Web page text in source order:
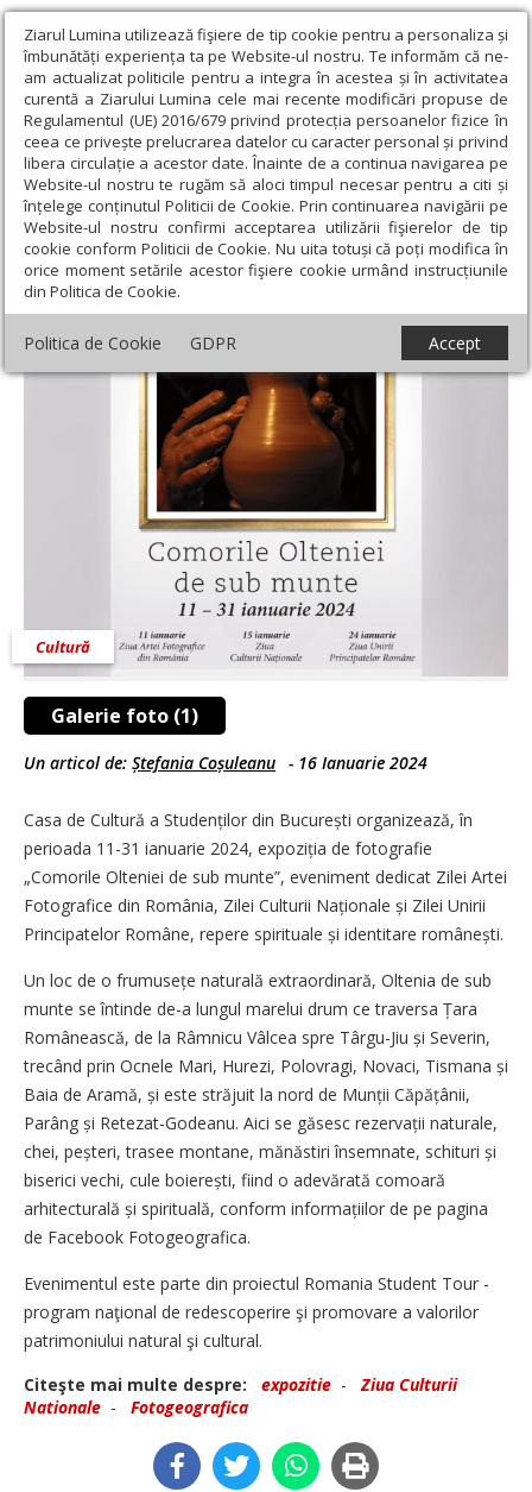
Ziarul Lumina utilizează fişiere de tip cookie pentru a personaliza și
îmbunătăți experiența ta pe Website-ul nostru. Te informăm că ne-
am actualizat politicile pentru a integra în acestea și în activitatea
curentă a Ziarului Lumina cele mai recente modificări propuse de
Regulamentul (UE) 2016/679 privind protecția persoanelor fizice în
ceea ce privește prelucrarea datelor cu caracter personal și privind
libera circulație a acestor date. Înainte de a continua navigarea pe
Website-ul nostru te rugăm să aloci timpul necesar pentru a citi și
înțelege conținutul Politicii de Cookie. Prin continuarea navigării pe
Website-ul nostru confirmi acceptarea utilizării fişierelor de tip
cookie conform Politicii de Cookie. Nu uita totuși că poți modifica în
orice moment setările acestor fişiere cookie urmând instrucțiunile
din Politica de Cookie.
Politica de Cookie GDPR Accept
Ziarul Lumina › Educaţie și Cultură › Cultură › Expoziția de
fotografie despre „Comorile Olteniei“
Expoziția de fotografie despre „Comorile
Olteniei“
Galerie foto (1)
Cultură
Un articol de: Ștefania Coșuleanu - 16 Ianuarie 2024
Casa de Cultură a Studenților din București organizează, în
perioada 11-31 ianuarie 2024, expoziția de fotografie
„Comorile Olteniei de sub munte”, eveniment dedicat Zilei Artei
Fotografice din România, Zilei Culturii Naționale și Zilei Unirii
Principatelor Române, repere spirituale și identitare românești.
Un loc de o frumusețe naturală extraordinară, Oltenia de sub
munte se întinde de-a lungul marelui drum ce traversa Țara
Românească, de la Râmnicu Vâlcea spre Târgu-Jiu și Severin,
trecând prin Ocnele Mari, Hurezi, Polovragi, Novaci, Tismana și
Baia de Aramă, și este străjuit la nord de Munții Căpățânii,
Parâng și Retezat-Godeanu. Aici se găsesc rezervații naturale,
chei, peșteri, trasee montane, mănăstiri însemnate, schituri și
biserici vechi, cule boierești, fiind o adevărată comoară
arhitecturală și spirituală, conform informațiilor de pe pagina
de Facebook Fotogeografica.
Evenimentul este parte din proiectul Romania Student Tour -
program naţional de redescoperire şi promovare a valorilor
patrimoniului natural şi cultural.
Citeşte mai multe despre:
expozitie -Ziua Culturii
Nationale - Fotogeografica